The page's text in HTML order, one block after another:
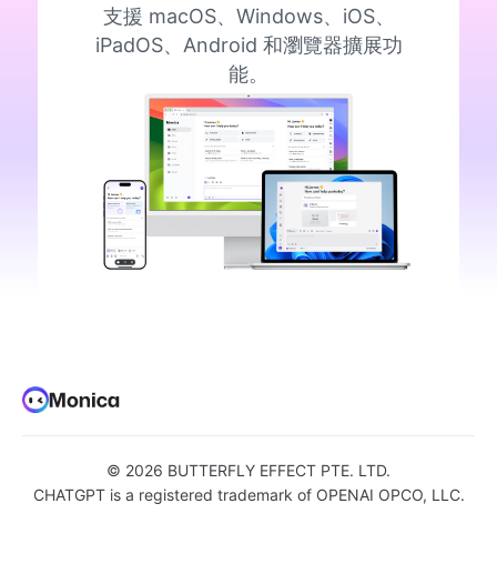
支援 macOS、Windows、iOS、
iPadOS、Android 和瀏覽器擴展功
能。
© 2026 BUTTERFLY EFFECT PTE. LTD.
CHATGPT is a registered trademark of OPENAI OPCO, LLC.